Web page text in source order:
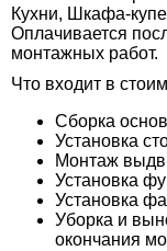
Кухни, Шкафа-
Оплачивается
монтажных работ.
Что входит в
Сборка
Установка
Монтаж
Установка
Установка
Уборка и
окончания